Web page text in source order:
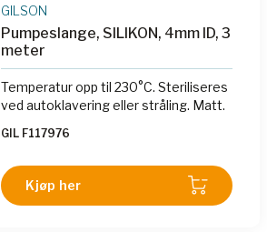
GILSON
Pumpeslange, SILIKON, 4mm ID, 3
meter
Temperatur opp til 230°C. Steriliseres
ved autoklavering eller stråling. Matt.
GIL F117976
Kjøp her